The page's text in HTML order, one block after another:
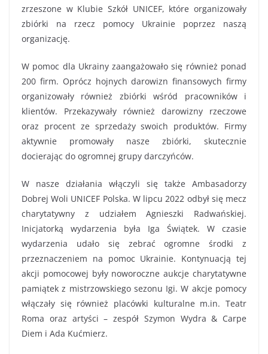
zrzeszone w Klubie Szkół UNICEF, które organizowały
zbiórki na rzecz pomocy Ukrainie poprzez naszą
organizację.
W pomoc dla Ukrainy zaangażowało się również ponad
200 firm. Oprócz hojnych darowizn finansowych firmy
organizowały również zbiórki wśród pracowników i
klientów. Przekazywały również darowizny rzeczowe
oraz procent ze sprzedaży swoich produktów. Firmy
aktywnie promowały nasze zbiórki, skutecznie
docierając do ogromnej grupy darczyńców.
W nasze działania włączyli się także Ambasadorzy
Dobrej Woli UNICEF Polska. W lipcu 2022 odbył się mecz
charytatywny z udziałem Agnieszki Radwańskiej.
Inicjatorką wydarzenia była Iga Świątek. W czasie
wydarzenia udało się zebrać ogromne środki z
przeznaczeniem na pomoc Ukrainie. Kontynuacją tej
akcji pomocowej były noworoczne aukcje charytatywne
pamiątek z mistrzowskiego sezonu Igi. W akcje pomocy
włączały się również placówki kulturalne m.in. Teatr
Roma oraz artyści – zespół Szymon Wydra & Carpe
Diem i Ada Kućmierz.